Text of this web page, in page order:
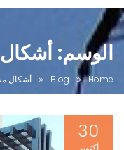
الوسم:
Home
Blog أشكال
30
أكتوبر